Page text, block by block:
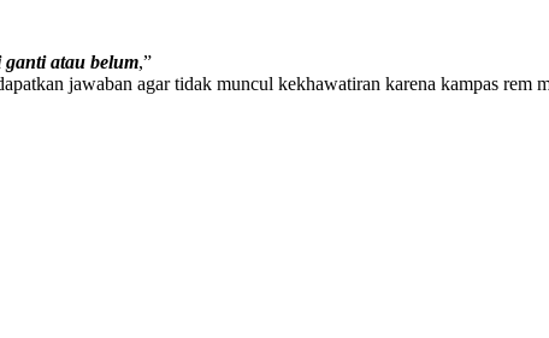
ganti atau belum,”
jawaban agar tidak muncul kekhawatiran karena kampas rem